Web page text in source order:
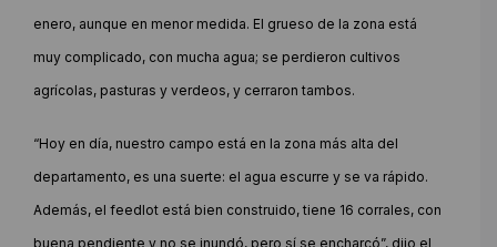
enero, aunque en menor medida. El grueso de la zona está
muy complicado, con mucha agua; se perdieron cultivos
agrícolas, pasturas y verdeos, y cerraron tambos.
“Hoy en día, nuestro campo está en la zona más alta del
departamento, es una suerte: el agua escurre y se va rápido.
Además, el feedlot está bien construido, tiene 16 corrales, con
buena pendiente y no se inundó, pero sí se encharcó”, dijo el